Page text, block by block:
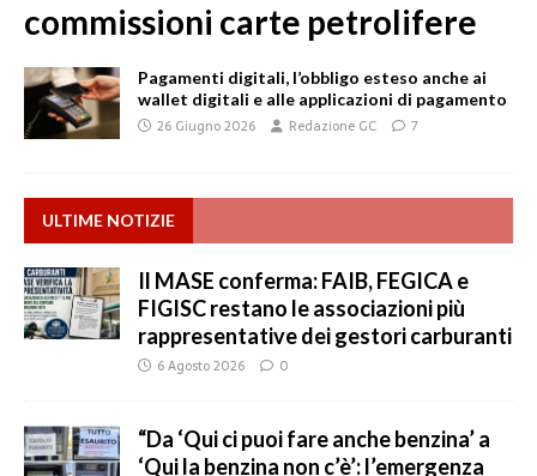
commissioni carte petrolifere
Pagamenti digitali, l’obbligo esteso anche ai
wallet digitali e alle applicazioni di pagamento
26 Giugno 2026 Redazione GC 7
ULTIME NOTIZIE
Il MASE conferma: FAIB, FEGICA e
FIGISC restano le associazioni più
rappresentative dei gestori carburanti
6 Agosto 2026 0
“Da ‘Qui ci puoi fare anche benzina’ a
‘Qui la benzina non c’è’: l’emergenza